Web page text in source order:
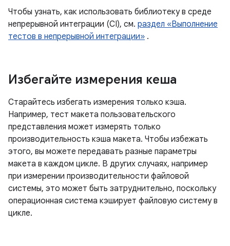
Чтобы узнать, как использовать библиотеку в среде
непрерывной интеграции (CI), см. раздел «Выполнение
тестов в непрерывной интеграции» .
Избегайте измерения кеша
Старайтесь избегать измерения только кэша.
Например, тест макета пользовательского
представления может измерять только
производительность кэша макета. Чтобы избежать
этого, вы можете передавать разные параметры
макета в каждом цикле. В других случаях, например
при измерении производительности файловой
системы, это может быть затруднительно, поскольку
операционная система кэширует файловую систему в
цикле.